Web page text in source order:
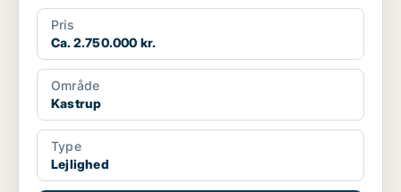
Pris
Ca. 2.750.000 kr.
Område
Kastrup
Type
Lejlighed